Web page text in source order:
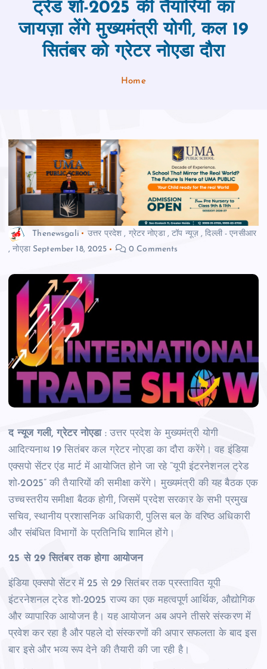
ट्रेड शो-2025 की तैयारियों का
जायज़ा लेंगे मुख्यमंत्री योगी, कल 19
सितंबर को ग्रेटर नोएडा दौरा
Home
Thenewsgali उत्तर प्रदेश , ग्रेटर नोएडा,टॉप न्यूज़,दिल्ली - एनसीआर
,नोएडा September 18, 2025 0 Comments
द न्यूज गली, ग्रेटर नोएडा: उत्तर प्रदेश के मुख्यमंत्री योगी
आदित्यनाथ 19 सितंबर कल ग्रेटर नोएडा का दौरा करेंगे। वह इंडिया
एक्सपो सेंटर एंड मार्ट में आयोजित होने जा रहे “यूपी इंटरनेशनल ट्रेड
शो-2025” की तैयारियों की समीक्षा करेंगे। मुख्यमंत्री की यह बैठक एक
उच्चस्तरीय समीक्षा बैठक होगी, जिसमें प्रदेश सरकार के सभी प्रमुख
सचिव, स्थानीय प्रशासनिक अधिकारी, पुलिस बल के वरिष्ठ अधिकारी
और संबंधित विभागों के प्रतिनिधि शामिल होंगे।
25 से 29 सितंबर तक होगा आयोजन
इंडिया एक्सपो सेंटर में 25 से 29 सितंबर तक प्रस्तावित यूपी
इंटरनेशनल ट्रेड शो-2025 राज्य का एक महत्वपूर्ण आर्थिक, औद्योगिक
और व्यापारिक आयोजन है। यह आयोजन अब अपने तीसरे संस्करण में
प्रवेश कर रहा है और पहले दो संस्करणों की अपार सफलता के बाद इस
बार इसे और भव्य रूप देने की तैयारी की जा रही है।